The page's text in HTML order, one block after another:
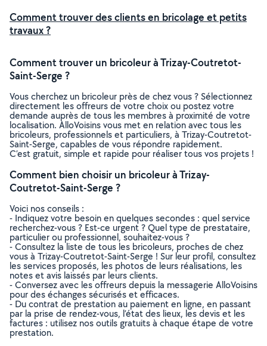
Comment trouver des clients en bricolage et petits
travaux ?
Comment trouver un bricoleur à Trizay-Coutretot-
Saint-Serge ?
Vous cherchez un bricoleur près de chez vous ? Sélectionnez
directement les offreurs de votre choix ou postez votre
demande auprès de tous les membres à proximité de votre
localisation. AlloVoisins vous met en relation avec tous les
bricoleurs, professionnels et particuliers, à Trizay-Coutretot-
Saint-Serge, capables de vous répondre rapidement.
C’est gratuit, simple et rapide pour réaliser tous vos projets !
Comment bien choisir un bricoleur à Trizay-
Coutretot-Saint-Serge ?
Voici nos conseils :
- Indiquez votre besoin en quelques secondes : quel service
recherchez-vous ? Est-ce urgent ? Quel type de prestataire,
particulier ou professionnel, souhaitez-vous ?
- Consultez la liste de tous les bricoleurs, proches de chez
vous à Trizay-Coutretot-Saint-Serge ! Sur leur profil, consultez
les services proposés, les photos de leurs réalisations, les
notes et avis laissés par leurs clients.
- Conversez avec les offreurs depuis la messagerie AlloVoisins
pour des échanges sécurisés et efficaces.
- Du contrat de prestation au paiement en ligne, en passant
par la prise de rendez-vous, l’état des lieux, les devis et les
factures : utilisez nos outils gratuits à chaque étape de votre
prestation.